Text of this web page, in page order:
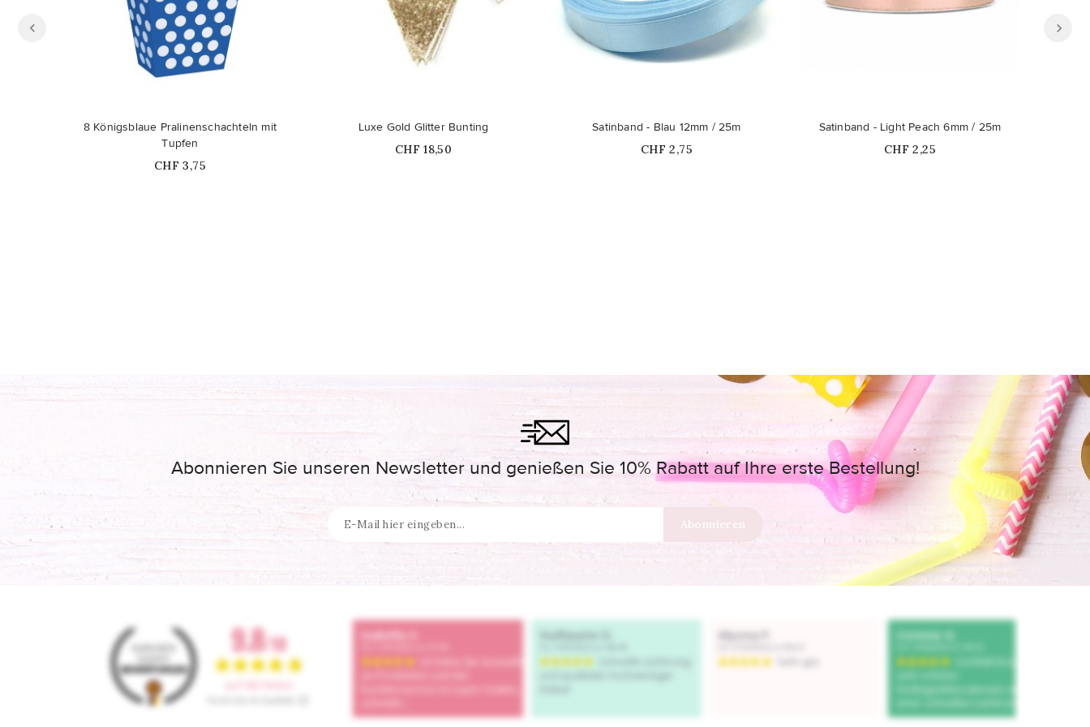
8 Königsblaue Pralinenschachteln mit
Tupfen
Price
CHF 3,75
Nicht auf Lager
Luxe Gold Glitter Bunting
Price
CHF 18,50
Satinband - Blau 12mm / 25m
Price
CHF 2,75
Nicht auf Lager
Satinband - Light Peach 6mm / 25m
Price
CHF 2,25
Abonnieren Sie unseren Newsletter und genießen Sie 10% Rabatt auf Ihre erste Bestellung!